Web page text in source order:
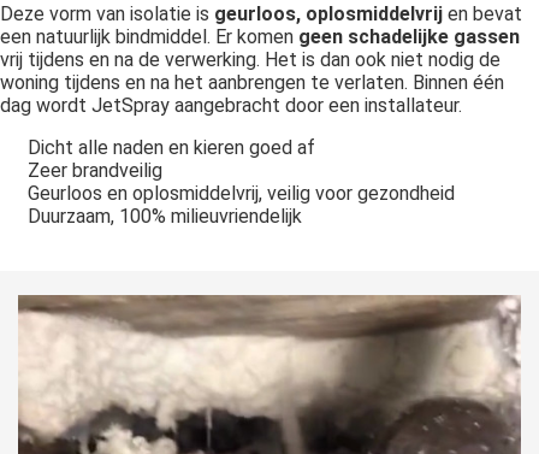
Deze vorm van isolatie is geurloos, oplosmiddelvrij en bevat
een natuurlijk bindmiddel. Er komen geen schadelijke gassen
vrij tijdens en na de verwerking. Het is dan ook niet nodig de
woning tijdens en na het aanbrengen te verlaten. Binnen één
dag wordt JetSpray aangebracht door een installateur.
Dicht alle naden en kieren goed af
Zeer brandveilig
Geurloos en oplosmiddelvrij, veilig voor gezondheid
Duurzaam, 100% milieuvriendelijk